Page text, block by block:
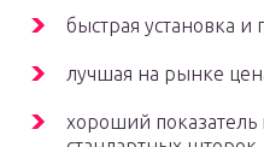
быстрая установка и
лучшая на рынке
хороший показатель